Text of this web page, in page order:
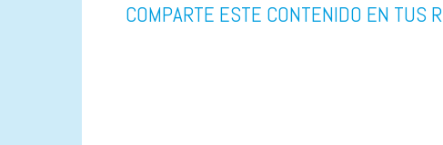
COMPARTE ESTE CONTENIDO EN TUS